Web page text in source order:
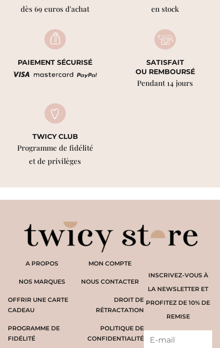
dès 69 euros d'achat
en stock
PAIEMENT SÉCURISÉ
SATISFAIT
OU REMBOURSÉ
Pendant 14 jours
TWICY CLUB
Programme de fidélité
et de privilèges
A PROPOS
NOS MARQUES
OFFRIR UNE CARTE
CADEAU
PROGRAMME DE
FIDÉLITÉ
INSCRIVEZ-VOUS À
LA NEWSLETTER ET
PROFITEZ DE 10% DE
REMISE
MON COMPTE
NOUS CONTACTER
DROIT DE
RÉTRACTATION
POLITIQUE DE
CONFIDENTIALITÉ